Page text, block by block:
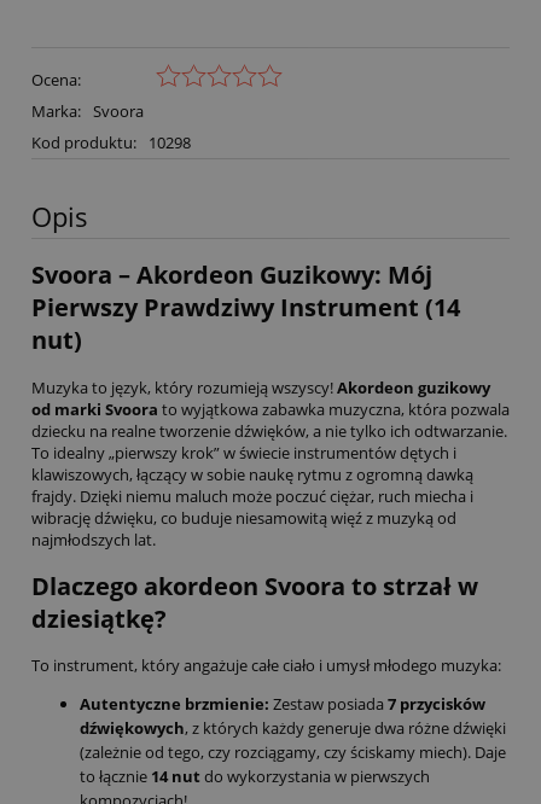
Ocena:
Marka: Svoora
Kod produktu:
10298
Opis
Svoora – Akordeon Guzikowy: Mój
Pierwszy Prawdziwy Instrument (14
nut)
Muzyka to język, który rozumieją wszyscy!Akordeon guzikowy
od marki Svoora to wyjątkowa zabawka muzyczna, która pozwala
dziecku na realne tworzenie dźwięków, a nie tylko ich odtwarzanie.
To idealny „pierwszy krok” w świecie instrumentów dętych i
klawiszowych, łączący w sobie naukę rytmu z ogromną dawką
frajdy. Dzięki niemu maluch może poczuć ciężar, ruch miecha i
wibrację dźwięku, co buduje niesamowitą więź z muzyką od
najmłodszych lat.
Dlaczego akordeon Svoora to strzał w
dziesiątkę?
To instrument, który angażuje całe ciało i umysł młodego muzyka:
Autentyczne brzmienie: Zestaw posiada 7 przycisków
dźwiękowych, z których każdy generuje dwa różne dźwięki
(zależnie od tego, czy rozciągamy, czy ściskamy miech). Daje
to łącznie 14 nut do wykorzystania w pierwszych